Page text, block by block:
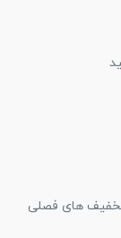
تخفیف های فصلی